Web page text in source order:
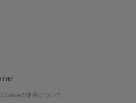
Cookieの使用について